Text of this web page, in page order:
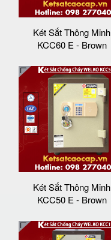
Két Sắt Thông Minh
KCC60 E - Brown
Két Sắt Thông Minh
KCC50 E - Brown